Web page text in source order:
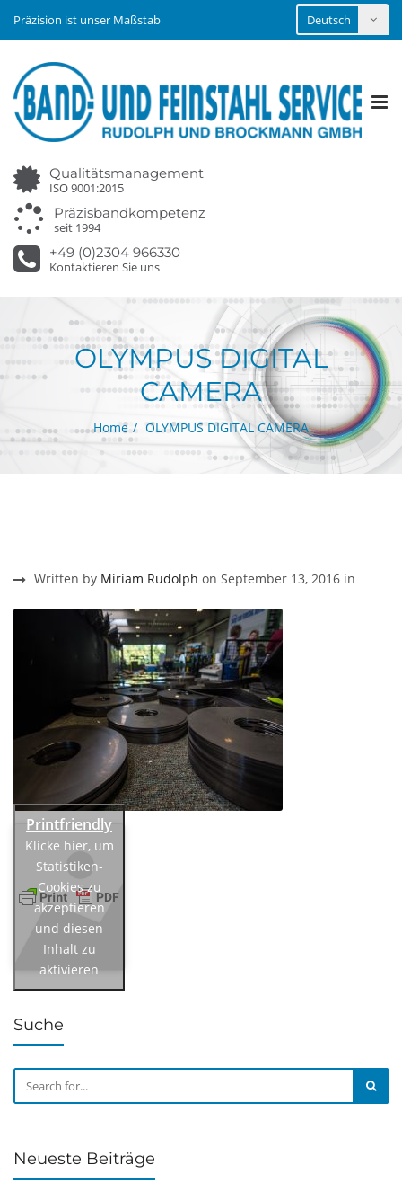
Präzision ist unser Maßstab
Qualitätsmanagement
ISO 9001:2015
Präzisbandkompetenz
seit 1994
+49 (0)2304 966330
Kontaktieren Sie uns
OLYMPUS DIGITAL
CAMERA
Home OLYMPUS DIGITAL CAMERA
Written by Miriam Rudolph on September 13, 2016 in
Klicke hier, um
Statistiken-
Cookies zu
akzeptieren
und diesen
Inhalt zu
aktivieren
Suche
Neueste Beiträge